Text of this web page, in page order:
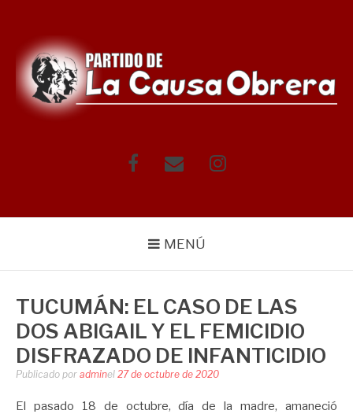
contenido
FacebookCorreo Instagram
MENÚ
TUCUMÁN: EL CASO DE LAS
DOS ABIGAIL Y EL FEMICIDIO
DISFRAZADO DE INFANTICIDIO
Publicado por adminel 27 de octubre de 2020
El pasado 18 de octubre, día de la madre, amaneció